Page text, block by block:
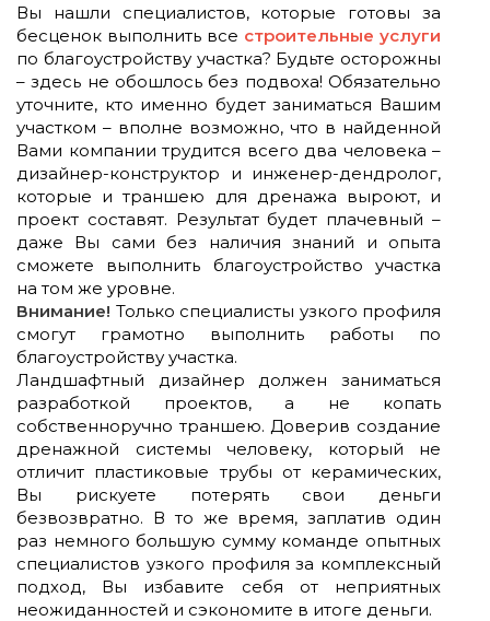
Вы нашли специалистов, которые готовы за
бесценок выполнить все строительные услуги
по благоустройству участка? Будьте осторожны
– здесь не обошлось без подвоха! Обязательно
уточните, кто именно будет заниматься Вашим
участком – вполне возможно, что в найденной
Вами компании трудится всего два человека –
дизайнер-конструктор и инженер-дендролог,
которые и траншею для дренажа выроют, и
проект составят. Результат будет плачевный –
даже Вы сами без наличия знаний и опыта
сможете выполнить благоустройство участка
на том же уровне.
Внимание! Только специалисты узкого профиля
смогут грамотно выполнить работы по
благоустройству участка.
Ландшафтный дизайнер должен заниматься
разработкой проектов, а не копать
собственноручно траншею. Доверив создание
дренажной системы человеку, который не
отличит пластиковые трубы от керамических,
Вы рискуете потерять свои деньги
безвозвратно. В то же время, заплатив один
раз немного большую сумму команде опытных
специалистов узкого профиля за комплексный
подход, Вы избавите себя от неприятных
неожиданностей и сэкономите в итоге деньги.